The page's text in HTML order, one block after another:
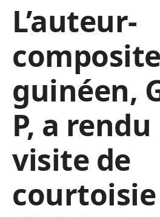
L’auteur-
guinéen,
P, a
visite de
courtoisie